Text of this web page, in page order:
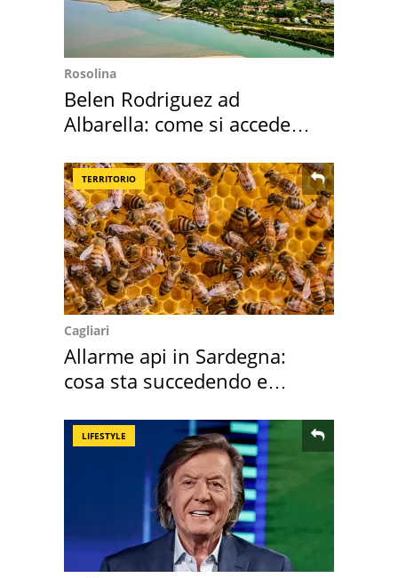
Rosolina
Belen Rodriguez ad
Albarella: come si accede
TERRITORIO
Cagliari
Allarme api in Sardegna:
cosa sta succedendo e
LIFESTYLE